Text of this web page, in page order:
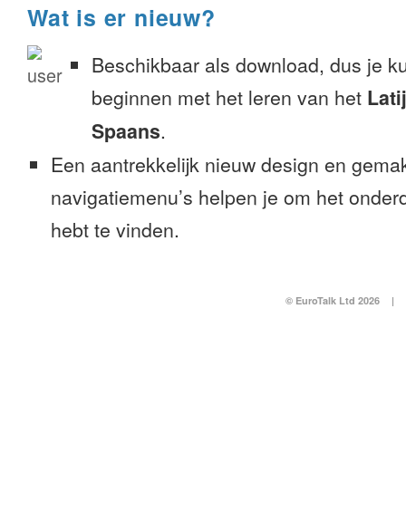
Wat is er nieuw?
Beschikbaar als download, dus je
beginnen met het leren van het
Spaans.
Een aantrekkelijk nieuw design en
navigatiemenu’s helpen je om het
hebt te vinden.
© EuroTalk Ltd 2026 |